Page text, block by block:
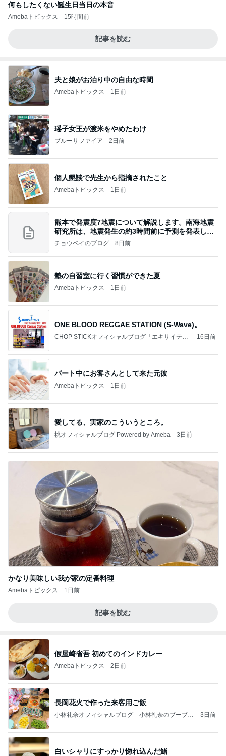
何もしたくない誕生日当日の本音
Amebaトピックス 15時間前
記事を読む
夫と娘がお泊り中の自由な時間
Amebaトピックス 1日前
瑶子女王が渡米をやめたわけ
ブルーサファイア 2日前
個人懇談で先生から指摘されたこと
Amebaトピックス 1日前
熊本で発震度7地震について解説します。南海地震
研究所は、地震発生の約3時間前に予測を発表しま
した
チョウベイのブログ 8日前
塾の自習室に行く習慣ができた夏
Amebaトピックス 1日前
ONE BLOOD REGGAE STATION (S-Wave)。
CHOP STICKオフィシャルブログ「エキサイティ
16日前
パート中にお客さんとして来た元彼
Amebaトピックス 1日前
愛してる、実家のこういうところ。
桃オフィシャルブログ Powered by Ameba 3日前
かなり美味しい我が家の定番料理
Amebaトピックス 1日前
記事を読む
假屋崎省吾 初めてのインドカレー
Amebaトピックス 2日前
長岡花火で作った来客用ご飯
小林礼奈オフィシャルブログ「小林礼奈のブーブー
3日前
白いシャリにすっかり惚れ込んだ鮨